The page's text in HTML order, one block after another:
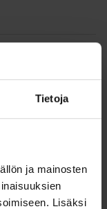
Tietoja
ja mainosten
Lisäksi